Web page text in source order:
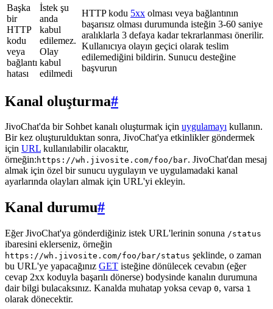
Başka
bir
HTTP
kodu
veya
bağlantı
hatası
İstek şu
anda
kabul
edilemez.
Olay
kabul
edilmedi
HTTP kodu 5xx olması veya bağlantının
başarısız olması durumunda isteğin 3-60 saniye
aralıklarla 3 defaya kadar tekrarlanması önerilir.
Kullanıcıya olayın geçici olarak teslim
edilemediğini bildirin. Sunucu desteğine
başvurun
Kanal oluşturma#
JivoChat'da bir Sohbet kanalı oluşturmak için uygulamayı kullanın.
Bir kez oluşturulduktan sonra, JivoChat'ya etkinlikler göndermek
için URL kullanılabilir olacaktır,
örneğin: https://wh.jivosite.com/foo/bar. JivoChat'dan mesaj
almak için özel bir sunucu uygulayın ve uygulamadaki kanal
ayarlarında olayları almak için URL'yi ekleyin.
Kanal durumu#
Eğer JivoChat'ya gönderdiğiniz istek URL'lerinin sonuna /status
ibaresini eklerseniz, örneğin
https://wh.jivosite.com/foo/bar/status şeklinde, o zaman
bu URL'ye yapacağınız GET isteğine dönülecek cevabın (eğer
cevap 2xx koduyla başarılı dönerse) bodysinde kanalın durumuna
dair bilgi bulacaksınız. Kanalda muhatap yoksa cevap 0, varsa 1
olarak dönecektir.